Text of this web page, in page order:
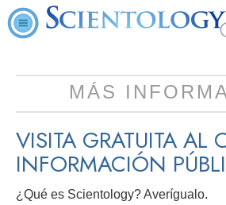
MÁS
VISITA GRATUITA AL
INFORMACIÓN
¿Qué es Scientology? Averígualo.